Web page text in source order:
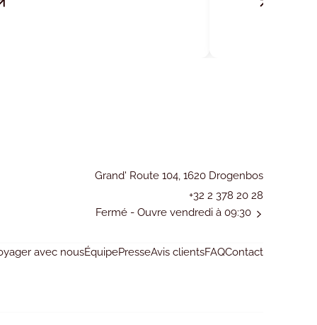
Grand' Route 104, 1620 Drogenbos
+32 2 378 20 28
Fermé - Ouvre vendredi à 09:30
avec nousÉquipePresseAvis clientsFAQContact